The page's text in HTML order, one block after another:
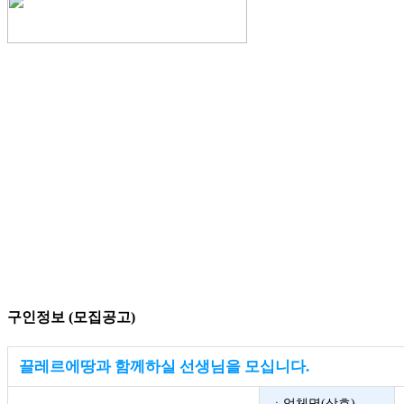
구인정보 (모집공고)
끌레르에땅과 함께하실 선생님을 모십니다.